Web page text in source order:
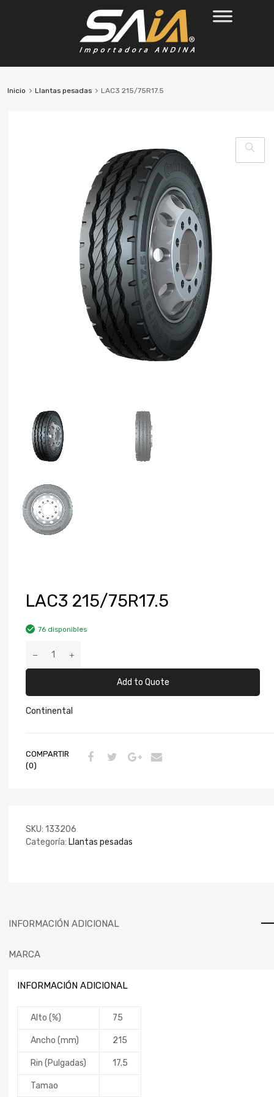
Inicio Llantas pesadas LAC3 215/75R17.5
LAC3 215/75R17.5
76 disponibles
Add to Quote
Continental
COMPARTIR
(0)
SKU: 133206
Categoría: Llantas pesadas
INFORMACIÓN ADICIONAL
MARCA
INFORMACIÓN ADICIONAL
Alto (%) 75
Ancho (mm) 215
Rin (Pulgadas) 17.5
Tamao